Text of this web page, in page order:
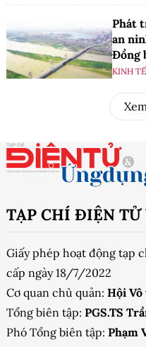
Phát
an
Đồng
KINH
TẠP CHÍ ĐIỆN TỬ
Giấy phép hoạt động tạp
cấp ngày 18/7/2022
Cơ quan chủ quản: Hội
Tổng biên tập: PGS.TS
Phó Tổng biên tập: Phạm